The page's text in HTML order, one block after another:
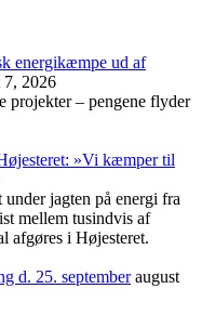
energikæmpe ud af
7, 2026
projekter – pengene flyder
»Vi kæmper til
jagten på energi fra
mellem tusindvis af
afgøres i Højesteret.
d. 25. september august